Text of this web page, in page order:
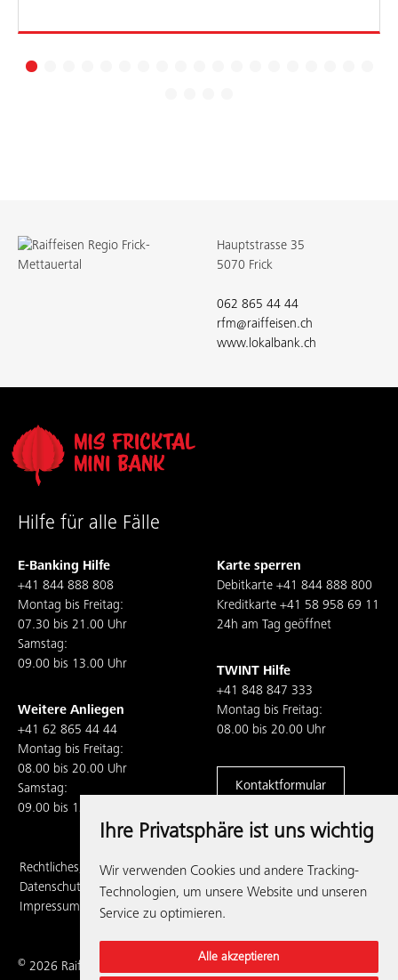
Ihre Privatsphäre ist uns wichtig
Wir verwenden Cookies und andere Tracking-
Technologien, um unsere Website und unseren
Service zu optimieren.
Alle akzeptieren
Hauptstrasse 35
5070 Frick
062 865 44 44
rfm@raiffeisen.ch
www.lokalbank.ch
Hilfe für alle Fälle
E-Banking Hilfe
+41 844 888 808
Montag bis Freitag:
07.30 bis 21.00 Uhr
Samstag:
09.00 bis 13.00 Uhr
Weitere Anliegen
+41 62 865 44 44
Montag bis Freitag:
08.00 bis 20.00 Uhr
Samstag:
09.00 bis 13.00 Uhr
Karte sperren
Debitkarte +41 844 888 800
Kreditkarte +41 58 958 69 11
24h am Tag geöffnet
TWINT Hilfe
+41 848 847 333
Montag bis Freitag:
08.00 bis 20.00 Uhr
Kontaktformular
Rechtliches,
Datenschutz und
Impressum
© 2026 Raiffeisenbank Regio Frick-Mettauertal